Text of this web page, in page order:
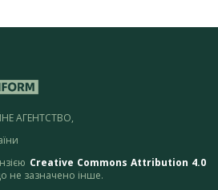
АГЕНТСТВО,
Creative Commons Attribution 4.0
не зазначено інше.